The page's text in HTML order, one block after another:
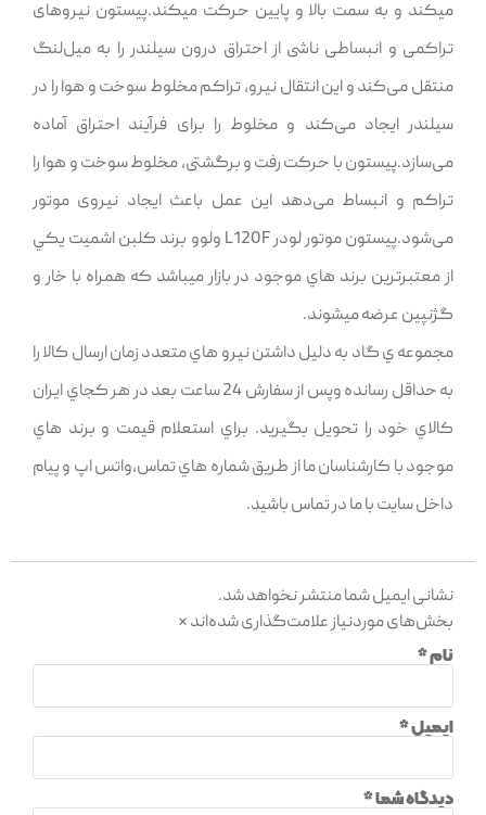
ميکند و به سمت بالا و پايين حرکت ميکند.پیستون نیروهای
تراکمی و انبساطی ناشی از احتراق درون سیلندر را به میل‌لنگ
منتقل می‌کند و این انتقال نیرو، تراکم مخلوط سوخت و هوا را در
سیلندر ایجاد می‌کند و مخلوط را برای فرآیند احتراق آماده
می‌سازد.پیستون با حرکت رفت و برگشتی، مخلوط سوخت و هوا را
تراکم و انبساط می‌دهد این عمل باعث ایجاد نیروی موتور
می‌شود.پيستون موتور لودر L120F ولوو برند کلبن اشمیت يکي
از معتبرترين برند هاي موجود در بازار ميباشد که همراه با خار و
گژنپين عرضه ميشوند.
مجموعه ي گاد به دليل داشتن نيرو هاي متعدد زمان ارسال کالا را
به حداقل رسانده وپس از سفارش 24 ساعت بعد در هر کجاي ايران
کالاي خود را تحويل بگيريد. براي استعلام قيمت و برند هاي
موجود با کارشناسان ما از طريق شماره هاي تماس,واتس اپ و پيام
داخل سايت با ما در تماس باشيد.
نشانی ایمیل شما منتشر نخواهد شد.
بخش‌های موردنیاز علامت‌گذاری شده‌اند*
نام*
ایمیل*
دیدگاه شما*